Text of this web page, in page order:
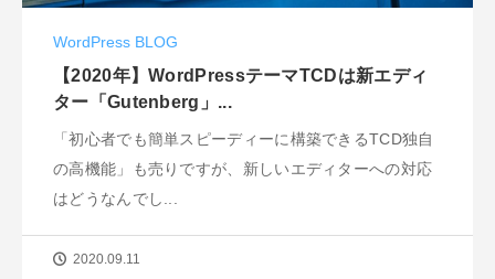
WordPress BLOG
【2020年】WordPressテーマTCDは新エディ
ター「Gutenberg」...
「初心者でも簡単スピーディーに構築できるTCD独自
の高機能」も売りですが、新しいエディターへの対応
はどうなんでし...
2020.09.11